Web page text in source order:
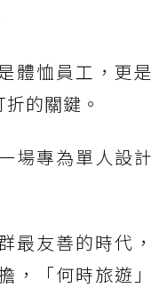
體恤員工，更是
的關鍵。
場專為單人設計
最友善的時代，
，「何時旅遊」